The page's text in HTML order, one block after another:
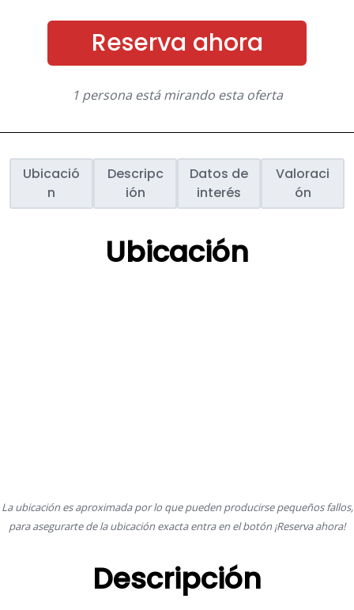
Reserva ahora
1 persona está mirando esta oferta
Ubicació
n
Descripc
ión
Datos de
interés
Valoraci
ón
Ubicación
La ubicación es aproximada por lo que pueden producirse pequeños fallos,
para asegurarte de la ubicación exacta entra en el botón ¡Reserva ahora!
Descripción